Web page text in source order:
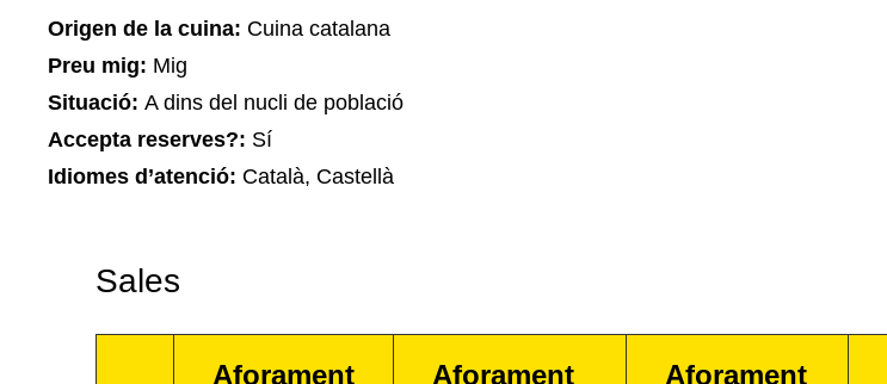
Origen de la cuina: Cuina catalana
Preu mig: Mig
Situació: A dins del nucli de població
Accepta reserves?: Sí
Idiomes d’atenció: Català, Castellà
Sales
Aforament
Aforament
Aforament